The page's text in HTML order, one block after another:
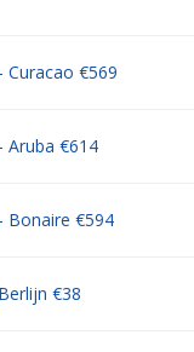
Curacao €569
Aruba €614
Bonaire €594
€38